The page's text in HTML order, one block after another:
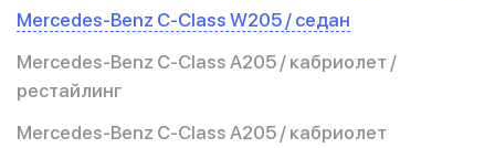
Mercedes-Benz C-Class W205 / седан
Mercedes-Benz C-Class A205 / кабриолет /
рестайлинг
Mercedes-Benz C-Class A205 / кабриолет